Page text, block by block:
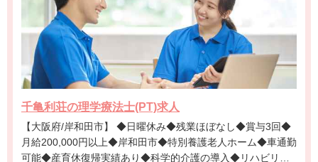
千亀利荘の理学療法士(PT)求人
【大阪府/岸和田市】 ◆日曜休み◆残業ほぼなし◆賞与3回◆
月給200,000円以上◆岸和田市◆特別養護老人ホーム◆車通勤
可能◆産育休復帰実績あり◆科学的介護の導入◆リハビリへ